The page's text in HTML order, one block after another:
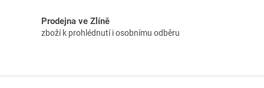
Prodejna ve Zlíně
zboží k prohlédnutí i osobnímu odběru